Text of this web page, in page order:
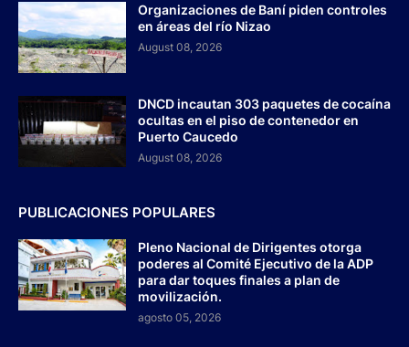
Organizaciones de Baní piden controles
en áreas del río Nizao
August 08, 2026
DNCD incautan 303 paquetes de cocaína
ocultas en el piso de contenedor en
Puerto Caucedo
August 08, 2026
PUBLICACIONES POPULARES
Pleno Nacional de Dirigentes otorga
poderes al Comité Ejecutivo de la ADP
para dar toques finales a plan de
movilización.
agosto 05, 2026